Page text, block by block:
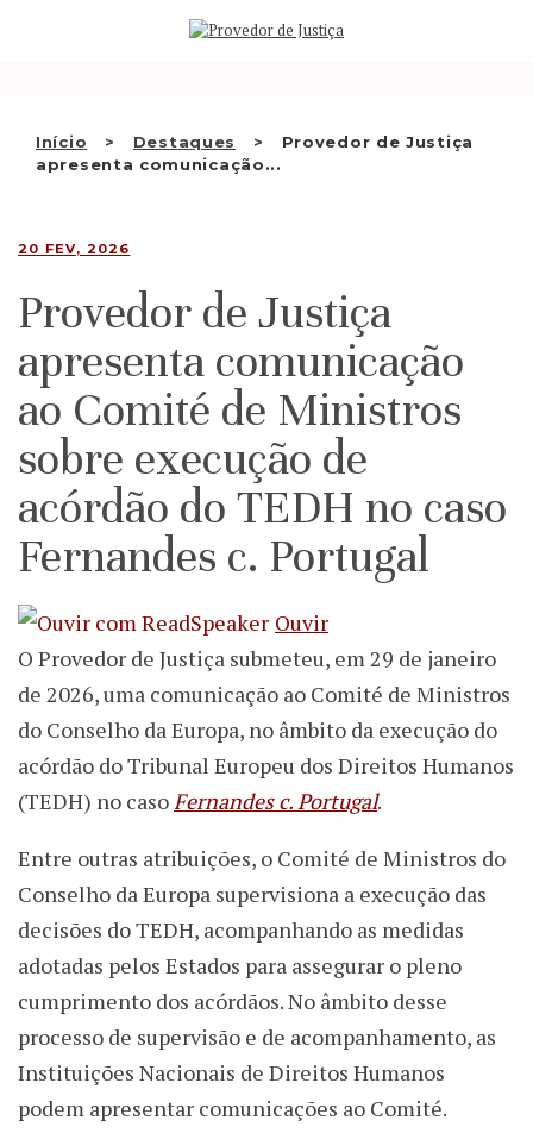
Início Destaques
Provedor de Justiça
apresenta comunicação...
QUEM SOMOS
RECOMENDAÇÕES E OUTRAS
DECISÕES
PT
20 FEV, 2026
Provedor de Justiça
apresenta comunicação
ao Comité de Ministros
sobre execução de
acórdão do TEDH no caso
Fernandes c. Portugal
Ouvir
O Provedor de Justiça submeteu, em 29 de janeiro
de 2026, uma comunicação ao Comité de Ministros
do Conselho da Europa, no âmbito da execução do
acórdão do Tribunal Europeu dos Direitos Humanos
(TEDH) no casoFernandes c. Portugal.
Entre outras atribuições, o Comité de Ministros do
Conselho da Europa supervisiona a execução das
decisões do TEDH, acompanhando as medidas
adotadas pelos Estados para assegurar o pleno
cumprimento dos acórdãos. No âmbito desse
processo de supervisão e de acompanhamento, as
Instituições Nacionais de Direitos Humanos
podem apresentar comunicações ao Comité.